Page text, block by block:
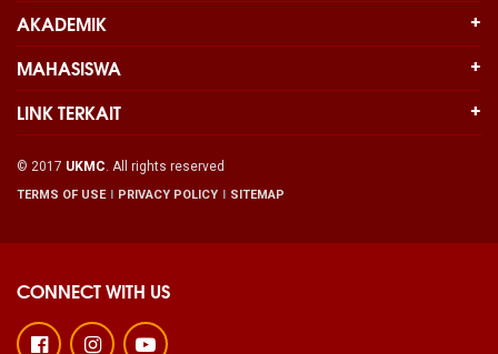
AKADEMIK
MAHASISWA
LINK TERKAIT
© 2017 UKMC. All rights reserved
TERMS OF USE PRIVACY POLICY SITEMAP
CONNECT WITH US